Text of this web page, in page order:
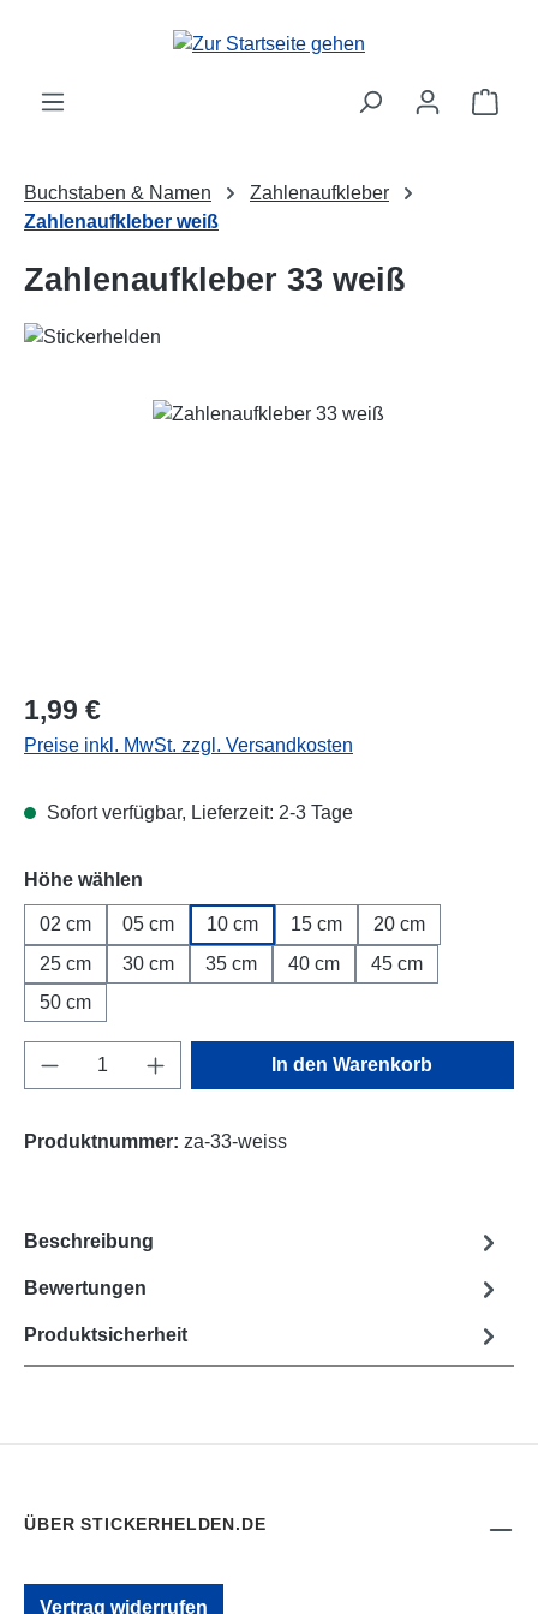
Zum Hauptinhalt springen
Buchstaben & Namen
Zahlenaufkleber
Zahlenaufkleber weiß
Zahlenaufkleber 33 weiß
Bildergalerie überspringen
Regulärer Preis:
1,99 €
Preise inkl. MwSt. zzgl. Versandkosten
Sofort verfügbar, Lieferzeit: 2-3 Tage
Höhe wählen
02 cm 05 cm 10 cm 15 cm
20 cm
25 cm
30 cm 35 cm 40 cm
45 cm
50 cm
Produkt Anzahl: Gib den gewünschten
In den Warenkorb
Produktnummer: za-33-weiss
Beschreibung
Bewertungen
Produktsicherheit
ÜBER STICKERHELDEN.DE
Vertrag widerrufen